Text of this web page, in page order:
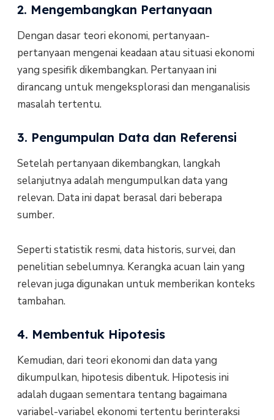
2. Mengembangkan Pertanyaan
Dengan dasar teori ekonomi, pertanyaan-
pertanyaan mengenai keadaan atau situasi ekonomi
yang spesifik dikembangkan. Pertanyaan ini
dirancang untuk mengeksplorasi dan menganalisis
masalah tertentu.
3. Pengumpulan Data dan Referensi
Setelah pertanyaan dikembangkan, langkah
selanjutnya adalah mengumpulkan data yang
relevan. Data ini dapat berasal dari beberapa
sumber.
Seperti statistik resmi, data historis, survei, dan
penelitian sebelumnya. Kerangka acuan lain yang
relevan juga digunakan untuk memberikan konteks
tambahan.
4. Membentuk Hipotesis
Kemudian, dari teori ekonomi dan data yang
dikumpulkan, hipotesis dibentuk. Hipotesis ini
adalah dugaan sementara tentang bagaimana
variabel-variabel ekonomi tertentu berinteraksi